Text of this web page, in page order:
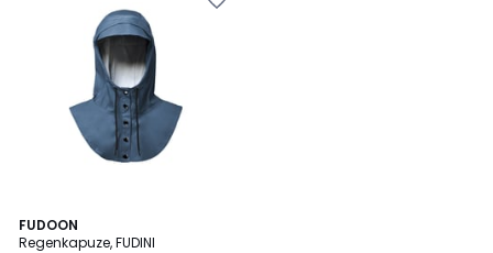
FUDOON
Regenkapuze, FUDINI